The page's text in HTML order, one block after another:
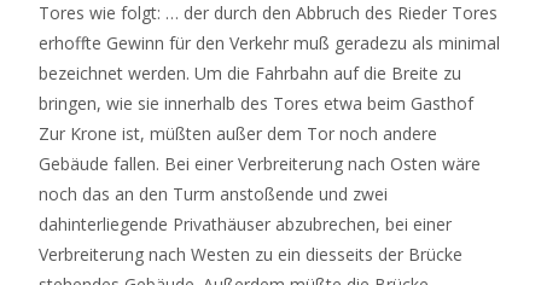
Tores wie folgt: … der durch den Abbruch des Rieder Tores
erhoffte Gewinn für den Verkehr muß geradezu als minimal
bezeichnet werden. Um die Fahrbahn auf die Breite zu
bringen, wie sie innerhalb des Tores etwa beim Gasthof
Zur Krone ist, müßten außer dem Tor noch andere
Gebäude fallen. Bei einer Verbreiterung nach Osten wäre
noch das an den Turm anstoßende und zwei
dahinterliegende Privathäuser abzubrechen, bei einer
Verbreiterung nach Westen zu ein diesseits der Brücke